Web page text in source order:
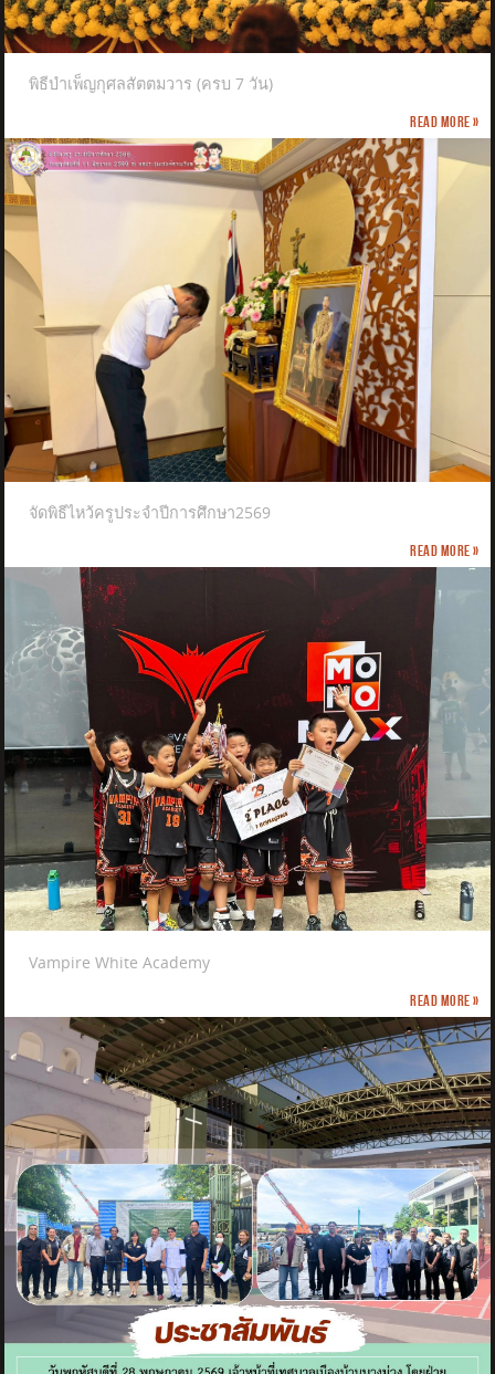
พิธีบำเพ็ญกุศลสัตตมวาร (ครบ 7 วัน)
Read more »
จัดพิธีไหว้ครูประจำปีการศึกษา2569
Read more »
Vampire White Academy
Read more »